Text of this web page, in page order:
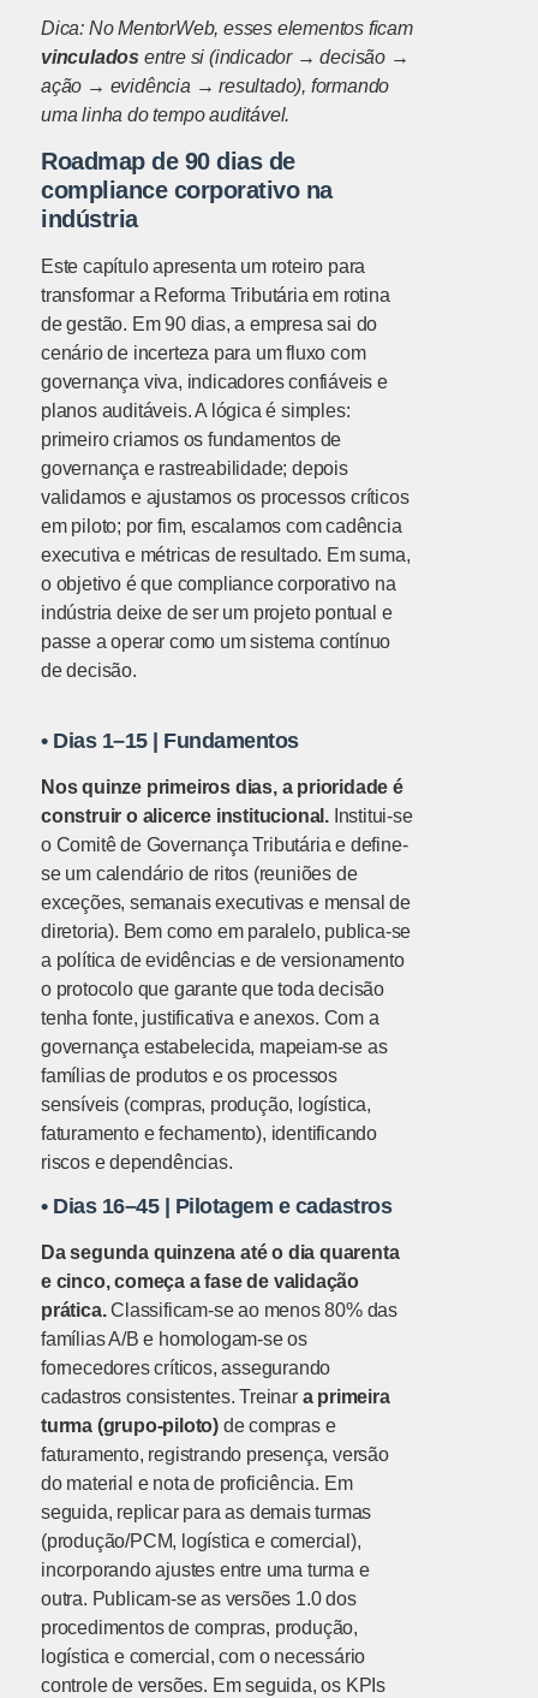
Dica: No MentorWeb, esses elementos ficam
vinculados entre si (indicador → decisão →
ação → evidência → resultado), formando
uma linha do tempo auditável.
Roadmap de 90 dias de
compliance corporativo na
indústria
Este capítulo apresenta um roteiro para
transformar a Reforma Tributária em rotina
de gestão. Em 90 dias, a empresa sai do
cenário de incerteza para um fluxo com
governança viva, indicadores confiáveis e
planos auditáveis. A lógica é simples:
primeiro criamos os fundamentos de
governança e rastreabilidade; depois
validamos e ajustamos os processos críticos
em piloto; por fim, escalamos com cadência
executiva e métricas de resultado. Em suma,
o objetivo é que compliance corporativo na
indústria deixe de ser um projeto pontual e
passe a operar como um sistema contínuo
de decisão.
• Dias 1–15 | Fundamentos
Nos quinze primeiros dias, a prioridade é
construir o alicerce institucional. Institui-se
o Comitê de Governança Tributária e define-
se um calendário de ritos (reuniões de
exceções, semanais executivas e mensal de
diretoria). Bem como em paralelo, publica-se
a política de evidências e de versionamento
o protocolo que garante que toda decisão
tenha fonte, justificativa e anexos. Com a
governança estabelecida, mapeiam-se as
famílias de produtos e os processos
sensíveis (compras, produção, logística,
faturamento e fechamento), identificando
riscos e dependências.
• Dias 16–45 | Pilotagem e cadastros
Da segunda quinzena até o dia quarenta
e cinco, começa a fase de validação
prática.Classificam-se ao menos 80% das
famílias A/B e homologam-se os
fornecedores críticos, assegurando
cadastros consistentes. Treinar a primeira
turma (grupo-piloto) de compras e
faturamento, registrando presença, versão
do material e nota de proficiência. Em
seguida, replicar para as demais turmas
(produção/PCM, logística e comercial),
incorporando ajustes entre uma turma e
outra. Publicam-se as versões 1.0 dos
procedimentos de compras, produção,
logística e comercial, com o necessário
controle de versões. Em seguida, os KPIs